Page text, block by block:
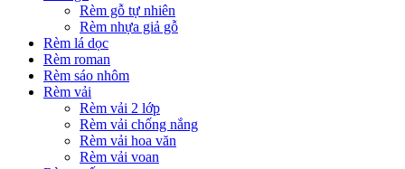
Rèm gỗ tự nhiên
Rèm nhựa giả gỗ
Rèm lá dọc
Rèm roman
Rèm sáo nhôm
Rèm vải
Rèm vải 2 lớp
Rèm vải chống nắng
Rèm vải hoa văn
Rèm vải voan